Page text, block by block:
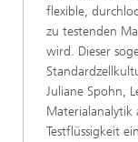
flexible,
zu testenden
wird. Dieser
Juliane Spohn,
Materialanalytik
Testflüssigkeit